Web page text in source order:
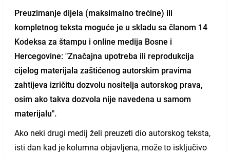
Preuzimanje dijela (maksimalno trećine) ili
kompletnog teksta moguće je u skladu sa članom 14
Kodeksa za štampu i online medija Bosne i
Hercegovine: "Značajna upotreba ili reprodukcija
cijelog materijala zaštićenog autorskim pravima
zahtijeva izričitu dozvolu nositelja autorskog prava,
osim ako takva dozvola nije navedena u samom
materijalu".
Ako neki drugi medij želi preuzeti dio autorskog teksta,
isti dan kad je kolumna objavljena, može to isključivo